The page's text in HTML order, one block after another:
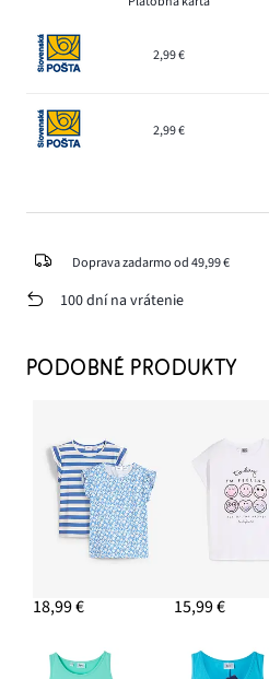
2,99 €
2,99 €
Doprava zadarmo od 49,99 €
100 dní na vrátenie
PODOBNÉ PRODUKTY
18,99 € 15,99 €